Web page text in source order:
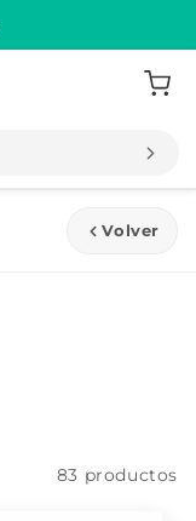
Volver
83 productos